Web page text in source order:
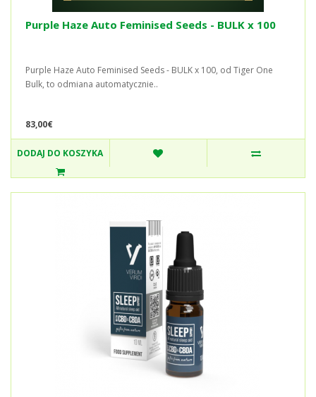
Purple Haze Auto Feminised Seeds - BULK x 100
Purple Haze Auto Feminised Seeds - BULK x 100, od Tiger One
Bulk, to odmiana automatycznie..
83,00€
DODAJ DO KOSZYKA